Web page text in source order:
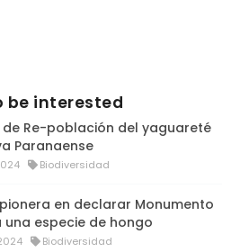
be interested
de Re-población del yaguareté
Paranaense
Biodiversidad
en declarar Monumento
una especie de hongo
Biodiversidad